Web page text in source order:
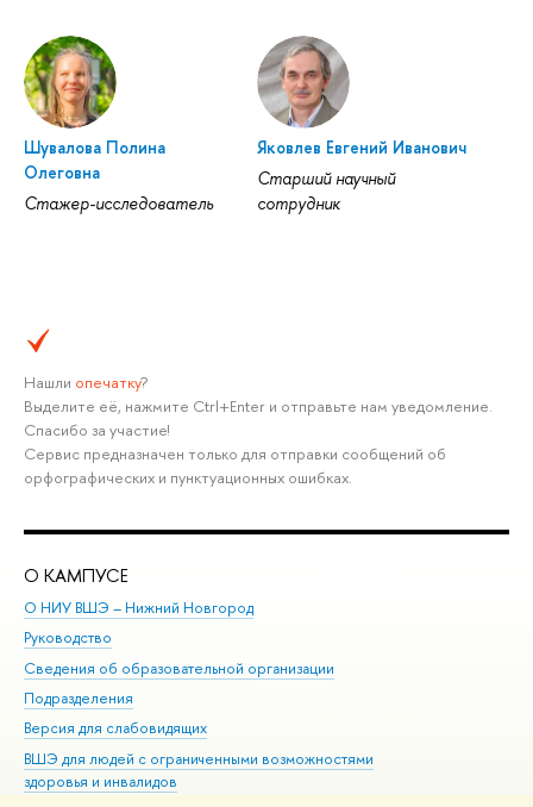
Шувалова Полина
Олеговна
Стажер-исследователь
Яковлев Евгений Иванович
Старший научный
сотрудник
Нашли опечатку?
Выделите её, нажмите Ctrl+Enter и отправьте нам уведомление.
Спасибо за участие!
Сервис предназначен только для отправки сообщений об
орфографических и пунктуационных ошибках.
О КАМПУСЕ
О НИУ ВШЭ – Нижний Новгород
Руководство
Сведения об образовательной организации
Подразделения
Версия для слабовидящих
ВШЭ для людей с ограниченными возможностями
здоровья и инвалидов